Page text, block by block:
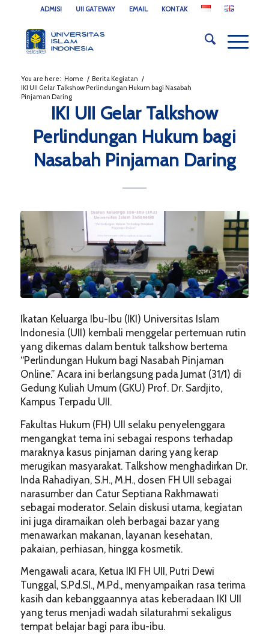
ADMISI UII GATEWAY EMAIL KONTAK
You are here: Home / Berita Kegiatan /
IKI UII Gelar Talkshow Perlindungan Hukum bagi Nasabah
Pinjaman Daring
IKI UII Gelar Talkshow
Perlindungan Hukum bagi
Nasabah Pinjaman Daring
Ikatan Keluarga Ibu-Ibu (IKI) Universitas Islam
Indonesia (UII) kembali menggelar pertemuan rutin
yang dikemas dalam bentuk talkshow bertema
“Perlindungan Hukum bagi Nasabah Pinjaman
Online.” Acara ini berlangsung pada Jumat (31/1) di
Gedung Kuliah Umum (GKU) Prof. Dr. Sardjito,
Kampus Terpadu UII.
Fakultas Hukum (FH) UII selaku penyelenggara
mengangkat tema ini sebagai respons terhadap
maraknya kasus pinjaman daring yang kerap
merugikan masyarakat. Talkshow menghadirkan Dr.
Inda Rahadiyan, S.H., M.H., dosen FH UII sebagai
narasumber dan Catur Septiana Rakhmawati
sebagai moderator. Selain diskusi utama, kegiatan
ini juga diramaikan oleh berbagai bazar yang
menawarkan makanan, layanan kesehatan,
pakaian, perhiasan, hingga kosmetik.
Mengawali acara, Ketua IKI FH UII, Putri Dewi
Tunggal, S.Pd.SI., M.Pd., menyampaikan rasa terima
kasih dan kebanggaannya atas keberadaan IKI UII
yang terus menjadi wadah silaturahmi sekaligus
tempat belajar bagi para ibu-ibu.